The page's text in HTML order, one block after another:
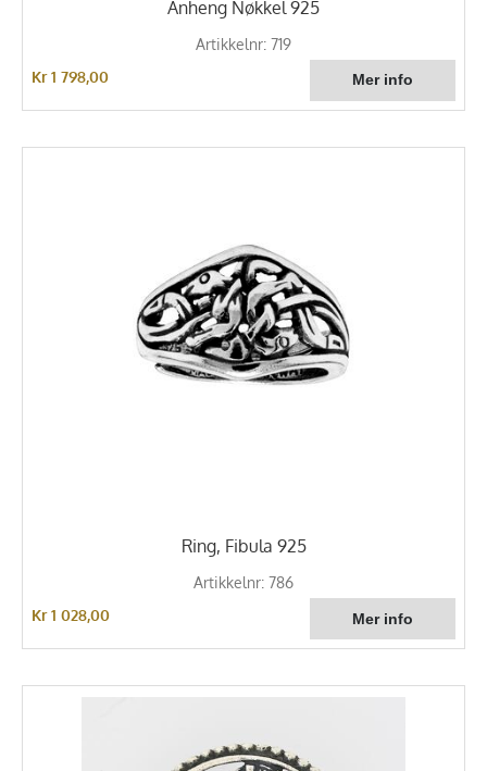
Anheng Nøkkel 925
Artikkelnr: 719
Kr 1 798,00
Ring, Fibula 925
Artikkelnr: 786
Kr 1 028,00